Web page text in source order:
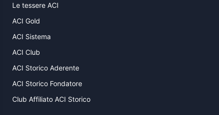
Le tessere ACI
ACI Gold
ACI Sistema
ACI Club
ACI Storico Aderente
ACI Storico Fondatore
Club Affiliato ACI Storico